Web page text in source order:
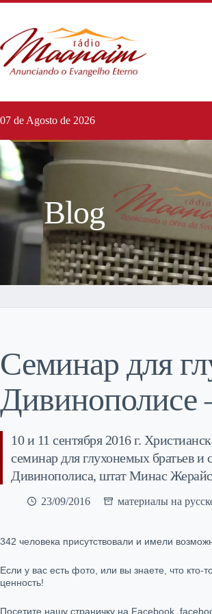
07 de Agosto de 2026
Blog
Семинар для
10 и 11 сентября 2016 г.
семинар для глухонемых братьев
Дивинополиса, штат Минас
23/09/2016 материалы на
342 человека присутствовали и имели
Если у вас есть фото, или вы знаете, что
ценность!
Посетите нашу страничку на Facebook,